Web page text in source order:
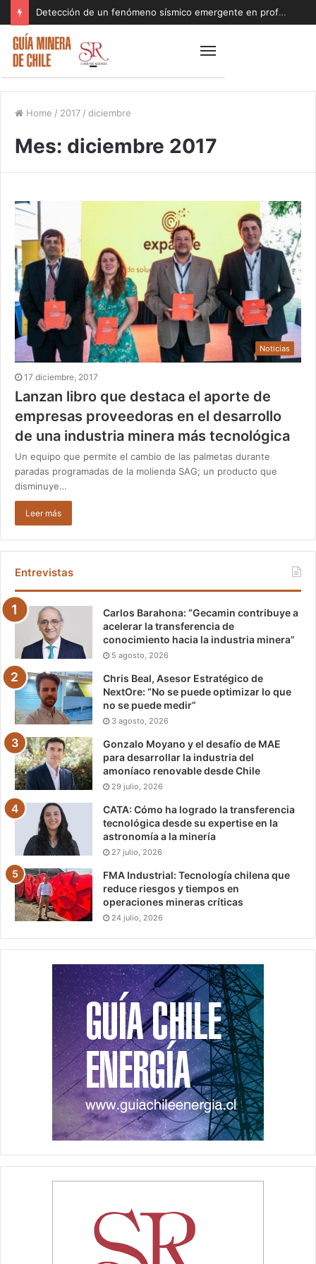
Detección de un fenómeno sísmico emergente en profundidad con riesgos diferentes a los conocidos paraliza Andes Norte
Home / 2017 / diciembre
Mes: diciembre 2017
Noticias
17 diciembre, 2017
Lanzan libro que destaca el aporte de
empresas proveedoras en el desarrollo
de una industria minera más tecnológica
Un equipo que permite el cambio de las palmetas durante
paradas programadas de la molienda SAG; un producto que
disminuye…
Leer más
Entrevistas
Carlos Barahona: “Gecamin contribuye a
acelerar la transferencia de
conocimiento hacia la industria minera”
5 agosto, 2026
Chris Beal, Asesor Estratégico de
NextOre: “No se puede optimizar lo que
no se puede medir”
3 agosto, 2026
Gonzalo Moyano y el desafío de MAE
para desarrollar la industria del
amoníaco renovable desde Chile
29 julio, 2026
CATA: Cómo ha logrado la transferencia
tecnológica desde su expertise en la
astronomía a la minería
27 julio, 2026
FMA Industrial: Tecnología chilena que
reduce riesgos y tiempos en
operaciones mineras críticas
24 julio, 2026